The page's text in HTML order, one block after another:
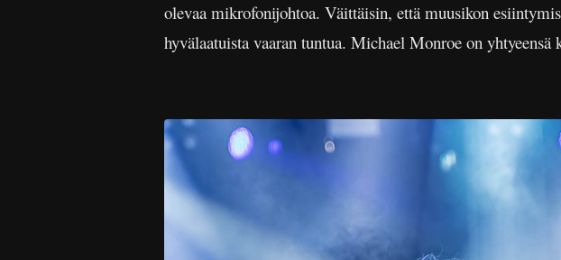
olevaa mikrofonijohtoa. Väittäisin, että muusikon
hyvälaatuista vaaran tuntua. Michael Monroe on yhtyeensä